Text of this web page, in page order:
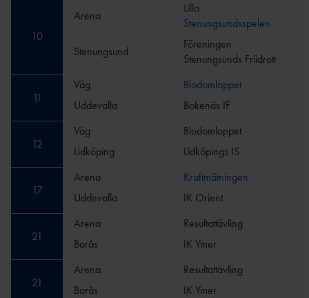
10
Arena
Lilla
Stenungsundsspelen
Stenungsund
Föreningen
Stenungsunds Friidrott
11
Väg
Blodomloppet
Uddevalla
Bokenäs IF
12
Väg
Blodomloppet
Lidköping
Lidköpings IS
17
Arena
Kraftmätningen
Uddevalla
IK Orient
21
Arena
Resultattävling
Borås
IK Ymer
21
Arena
Resultattävling
Borås
IK Ymer